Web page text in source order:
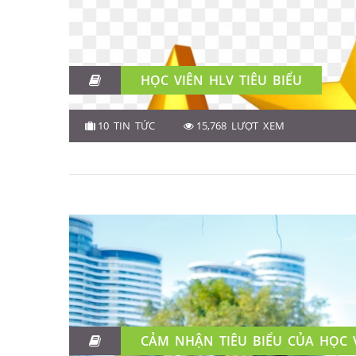
HỌC VIÊN HLV TIÊU BIỂU
10 TIN TỨC 15,768 LƯỢT XEM
CẢM NHẬN TIÊU BIỂU CỦA HỌC